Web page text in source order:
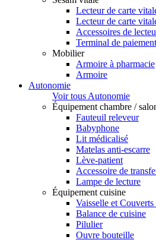
Lecteur de carte
Lecteur de carte
Accessoires de
Terminal de paiement
Mobilier
Armoire à pharmacie
Armoire
Autonomie
Voir tous Autonomie
Équipement chambre /
Fauteuil releveur
Babyphone
Lit médicalisé
Matelas anti-escarre
Lève-patient
Accessoire de
Lampe de lecture
Équipement cuisine
Vaisselle et
Balance de cuisine
Pilulier
Ouvre bouteille